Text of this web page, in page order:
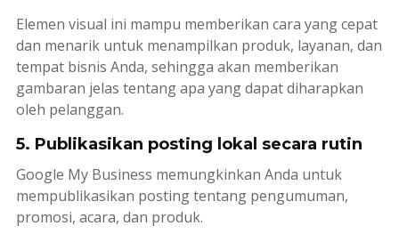
Elemen visual ini mampu memberikan cara yang cepat
dan menarik untuk menampilkan produk, layanan, dan
tempat bisnis Anda, sehingga akan memberikan
gambaran jelas tentang apa yang dapat diharapkan
oleh pelanggan.
5. Publikasikan posting lokal secara rutin
Google My Business memungkinkan Anda untuk
mempublikasikan postingtentang pengumuman,
promosi, acara, dan produk.